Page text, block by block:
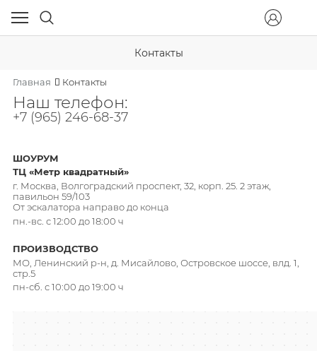
Контакты
Главная Контакты
Наш телефон:
+7 (965) 246-68-37
ШОУРУМ
ТЦ «Метр квадратный»
г. Москва, Волгоградский проспект, 32, корп. 25. 2 этаж,
павильон 59/103
От эскалатора направо до конца
пн.-вс. с 12:00 до 18:00 ч
ПРОИЗВОДСТВО
МО, Ленинский р-н, д. Мисайлово, Островское шоссе, влд. 1,
стр.5
пн-сб. с 10:00 до 19:00 ч